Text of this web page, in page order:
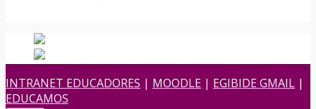
INTRANET EDUCADORES | MOODLE | EGIBIDE GMAIL |
EDUCAMOS